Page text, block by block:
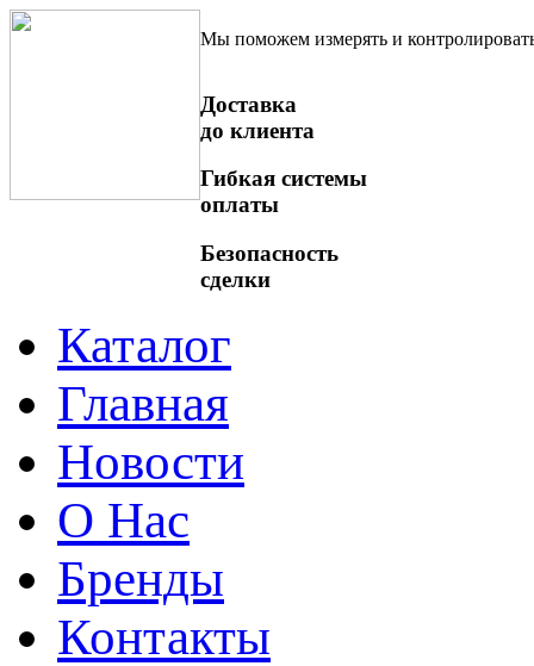
Мы поможем измерять и
Доставка
до клиента
Гибкая системы
оплаты
Безопасность
сделки
Каталог
Главная
Новости
О Нас
Бренды
Контакты